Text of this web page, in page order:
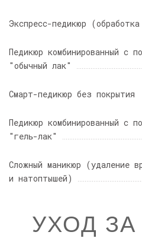
Экспресс-педикюр
Педикюр комбинированный с
"обычный лак"
Смарт-педикюр без покрытия
Педикюр комбинированный с
"гель-лак"
Сложный маникюр (удаление
и натоптышей)
УХОД